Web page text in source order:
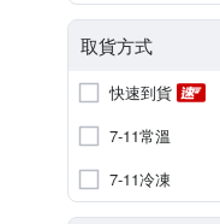
取貨方式
快速到貨
7-11常溫
7-11冷凍